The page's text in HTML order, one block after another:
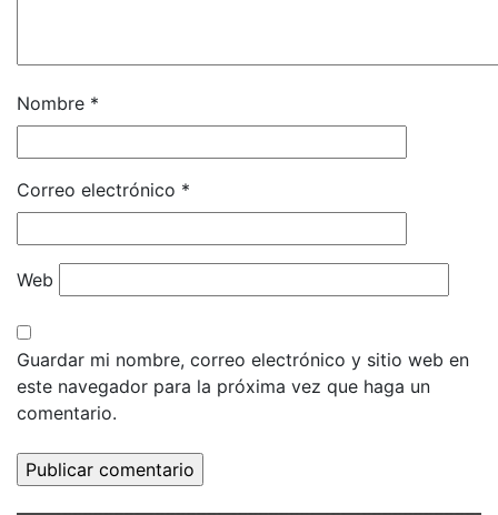
Nombre *
Correo electrónico *
Web
Guardar mi nombre, correo electrónico y sitio web en
este navegador para la próxima vez que haga un
comentario.